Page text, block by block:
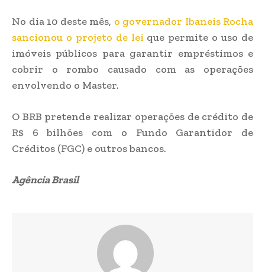
No dia 10 deste mês, o governador Ibaneis Rocha
sancionou o projeto de lei que permite o uso de
imóveis públicos para garantir empréstimos e
cobrir o rombo causado com as operações
envolvendo o Master.
O BRB pretende realizar operações de crédito de
R$ 6 bilhões com o Fundo Garantidor de
Créditos (FGC) e outros bancos.
Agência Brasil